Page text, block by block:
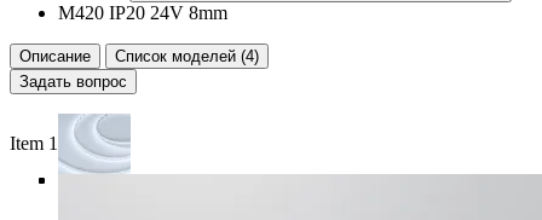
M420 IP20 24V 8mm
Описание
Список моделей (4)
Задать вопрос
Item 1 of 5